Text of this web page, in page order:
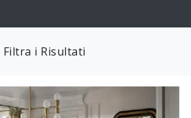
Filtra i Risultati